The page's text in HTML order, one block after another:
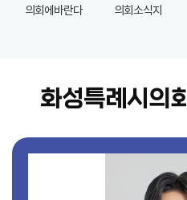
여
의회에바란다 의회소식지
화성특례시의회